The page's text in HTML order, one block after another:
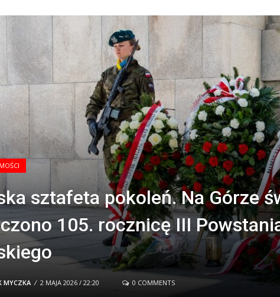
sztafeta pokoleń. Na Górze
105. rocznicę III
MYCZKA / 2 MAJA 2026 / 22:20 0 COMMENTS